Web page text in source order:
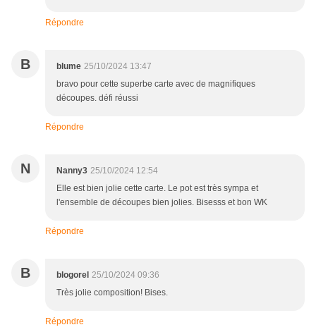
Répondre
B blume 25/10/2024 13:47
bravo pour cette superbe carte avec de magnifiques
découpes. défi réussi
Répondre
N Nanny3 25/10/2024 12:54
Elle est bien jolie cette carte. Le pot est très sympa et
l'ensemble de découpes bien jolies. Bisesss et bon WK
Répondre
B blogorel 25/10/2024 09:36
Très jolie composition! Bises.
Répondre